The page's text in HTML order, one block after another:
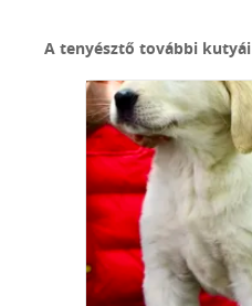
A tenyésztő további kutyái